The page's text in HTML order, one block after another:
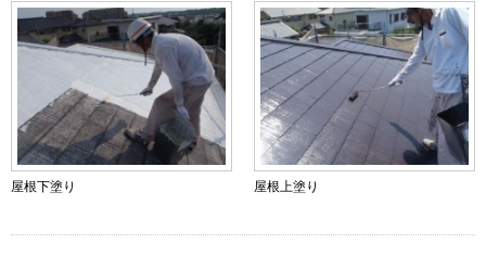
屋根下塗り 屋根上塗り